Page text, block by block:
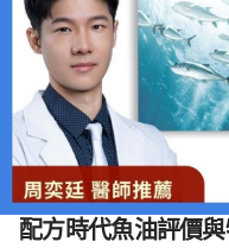
配方時代魚油評價